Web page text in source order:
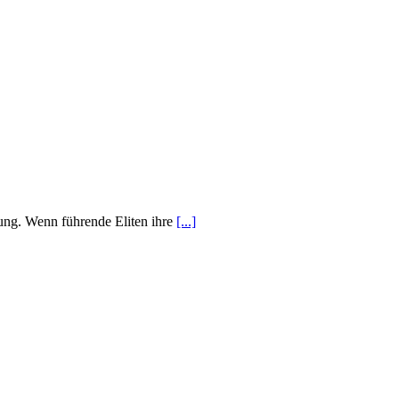
Wenn führende Eliten ihre [...]